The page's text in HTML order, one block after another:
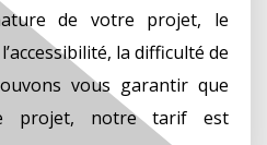
de votre projet, le
la difficulté de
vous garantir que
projet, notre tarif est